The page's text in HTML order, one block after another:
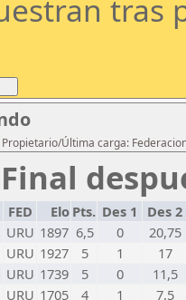
tras
Última carga:
FED Elo Pts. Des 1
Des 2
URU 1897 6,5 0
20,75
URU 1927 5 1
17
URU 1739 5 0
11,5
URU 1705 4 1
7,5